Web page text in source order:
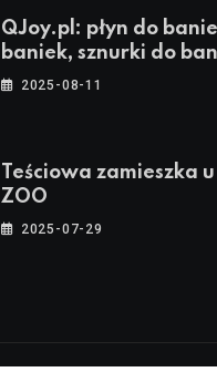
QJoy.pl: płyn do
baniek, sznurki do
zestawy do baniek
2025-08-11
Teściowa zamieszka
ZOO
2025-07-29